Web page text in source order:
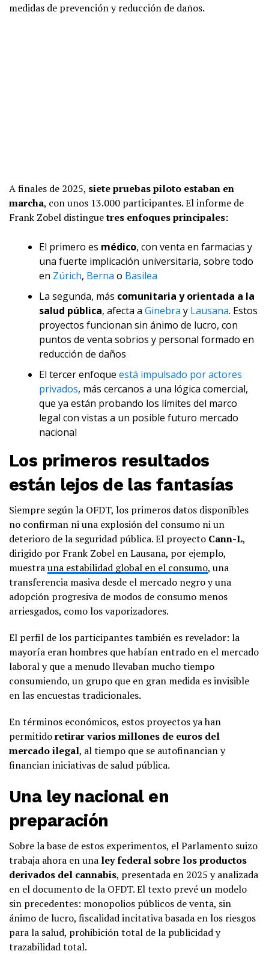
medidas de prevención y reducción de daños.
A finales de 2025, siete pruebas piloto estaban en
marcha, con unos 13.000 participantes. El informe de
Frank Zobel distinguetres enfoques principales:
El primero es médico, con venta en farmacias y
una fuerte implicación universitaria, sobre todo
en Zúrich, Berna o Basilea
La segunda, más comunitaria y orientada a la
salud pública, afecta a Ginebra y Lausana. Estos
proyectos funcionan sin ánimo de lucro, con
puntos de venta sobrios y personal formado en
reducción de daños
El tercer enfoque está impulsado por actores
privados, más cercanos a una lógica comercial,
que ya están probando los límites del marco
legal con vistas a un posible futuro mercado
nacional
Los primeros resultados
están lejos de las fantasías
Siempre según la OFDT, los primeros datos disponibles
no confirman ni una explosión del consumo ni un
deterioro de la seguridad pública. El proyecto Cann-L,
dirigido por Frank Zobel en Lausana, por ejemplo,
muestrauna estabilidad global en el consumo, una
transferencia masiva desde el mercado negro y una
adopción progresiva de modos de consumo menos
arriesgados, como los vaporizadores.
El perfil de los participantes también es revelador: la
mayoría eran hombres que habían entrado en el mercado
laboral y que a menudo llevaban mucho tiempo
consumiendo, un grupo que en gran medida es invisible
en las encuestas tradicionales.
En términos económicos, estos proyectos ya han
permitidoretirar varios millones de euros del
mercado ilegal, al tiempo que se autofinancian y
financian iniciativas de salud pública.
Una ley nacional en
preparación
Sobre la base de estos experimentos, el Parlamento suizo
trabaja ahora en una ley federal sobre los productos
derivados del cannabis, presentada en 2025 y analizada
en el documento de la OFDT. El texto prevé un modelo
sin precedentes: monopolios públicos de venta, sin
ánimo de lucro, fiscalidad incitativa basada en los riesgos
para la salud, prohibición total de la publicidad y
trazabilidad total.